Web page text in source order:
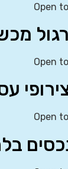
Open
Open
Open